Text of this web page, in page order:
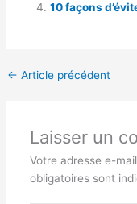
10 façons
← Article précédent
Laisser un
Votre adresse e-
obligatoires sont